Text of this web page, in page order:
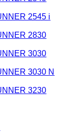
2545 i
2830
3030
3030 N
3230